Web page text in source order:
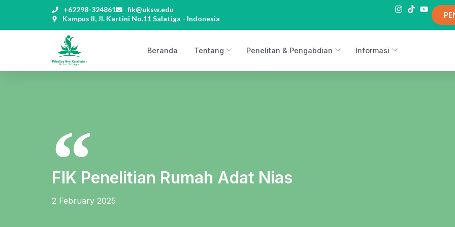
+62298-324861
fik@uksw.edu
Kampus II, Jl. Kartini No.11 Salatiga - Indonesia
Beranda Tentang Penelitan & Pengabdian Informasi
FIK Penelitian Rumah Adat Nias
2 February 2025